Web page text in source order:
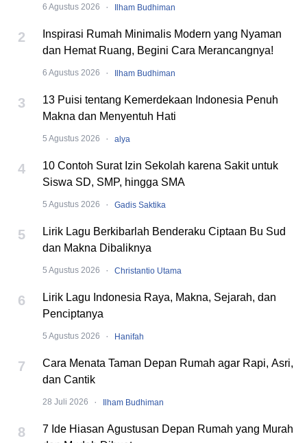
6 Agustus 2026 · Ilham Budhiman
2
Inspirasi Rumah Minimalis Modern yang Nyaman
dan Hemat Ruang, Begini Cara Merancangnya!
6 Agustus 2026 · Ilham Budhiman
3
13 Puisi tentang Kemerdekaan Indonesia Penuh
Makna dan Menyentuh Hati
5 Agustus 2026 · alya
4
10 Contoh Surat Izin Sekolah karena Sakit untuk
Siswa SD, SMP, hingga SMA
5 Agustus 2026 · Gadis Saktika
5
Lirik Lagu Berkibarlah Benderaku Ciptaan Bu Sud
dan Makna Dibaliknya
5 Agustus 2026 · Christantio Utama
6
Lirik Lagu Indonesia Raya, Makna, Sejarah, dan
Penciptanya
5 Agustus 2026 · Hanifah
7
Cara Menata Taman Depan Rumah agar Rapi, Asri,
dan Cantik
28 Juli 2026 · Ilham Budhiman
8
7 Ide Hiasan Agustusan Depan Rumah yang Murah